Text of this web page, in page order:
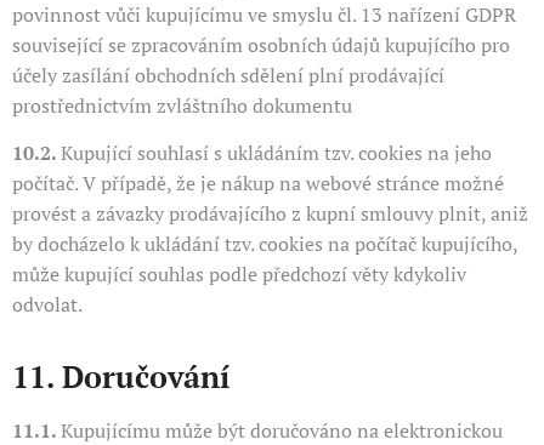
povinnost vůči kupujícímu ve smyslu čl. 13 nařízení GDPR
související se zpracováním osobních údajů kupujícího pro
účely zasílání obchodních sdělení plní prodávající
prostřednictvím zvláštního dokumentu
10.2.Kupující souhlasí s ukládáním tzv. cookies na jeho
počítač. V případě, že je nákup na webové stránce možné
provést a závazky prodávajícího z kupní smlouvy plnit, aniž
by docházelo k ukládání tzv. cookies na počítač kupujícího,
může kupující souhlas podle předchozí věty kdykoliv
odvolat.
11. Doručování
11.1.Kupujícímu může být doručováno na elektronickou